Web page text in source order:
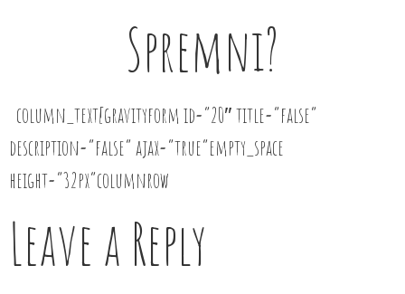
Spremni?
column_text[gravityform id=”20″ title=”false”
description=”false” ajax=”true”empty_space
height=”32px”columnrow
Leave a Reply